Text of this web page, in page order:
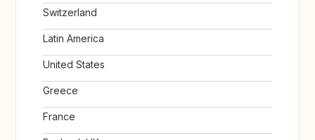
Switzerland
Latin America
United States
Greece
France